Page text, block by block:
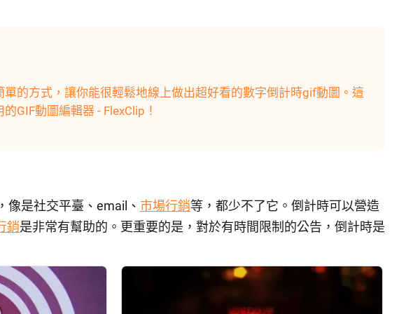
的方式，讓你能很輕鬆地線上做出超好看的數字倒計時gif動圖。這
GIF動圖編輯器 - FlexClip！
像是社交平臺、email、 市場行銷等，都少不了它。倒計時可以營造
銷是非常有幫助的。更重要的是，對於有時間限制的公告，倒計時是